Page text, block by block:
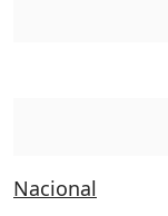
Nacional